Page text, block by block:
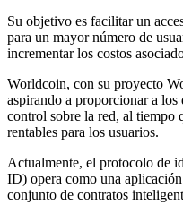
Su objetivo es facilitar un
para un mayor número de
incrementar los costos
Worldcoin, con su proyecto
aspirando a proporcionar a
control sobre la red, al tiempo
rentables para los usuarios.
Actualmente, el protocolo de
ID) opera como una
conjunto de contratos